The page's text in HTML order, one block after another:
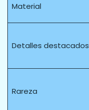
Material
Detalles destacados
Rareza